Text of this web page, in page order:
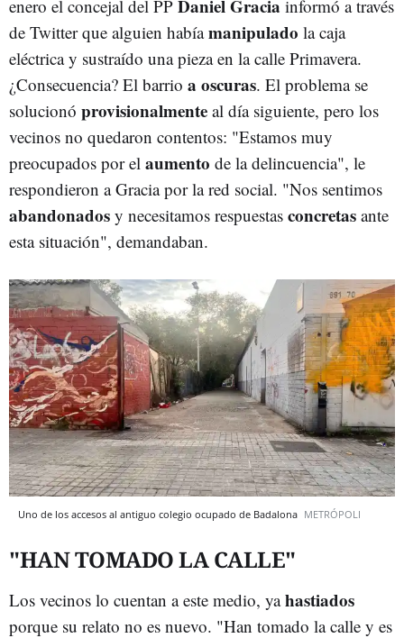
enero el concejal del PP Daniel Gracia informó a través
de Twitter que alguien habíamanipulado la caja
eléctrica y sustraído una pieza en la calle Primavera.
¿Consecuencia? El barrio a oscuras. El problema se
solucionó provisionalmente al día siguiente, pero los
vecinos no quedaron contentos: "Estamos muy
preocupados por el aumento de la delincuencia", le
respondieron a Gracia por la red social. "Nos sentimos
abandonados y necesitamos respuestas concretas ante
esta situación", demandaban.
Uno de los accesos al antiguo colegio ocupado de Badalona METRÓPOLI
"HAN TOMADO LA CALLE"
Los vecinos lo cuentan a este medio, yahastiados
porque su relato no es nuevo. "Han tomado la calle y es